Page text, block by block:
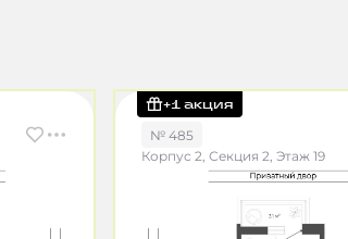
+1 акция
№ 485
Корпус 2, Секция 2, Этаж 19